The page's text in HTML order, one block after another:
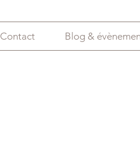
Contact Blog &